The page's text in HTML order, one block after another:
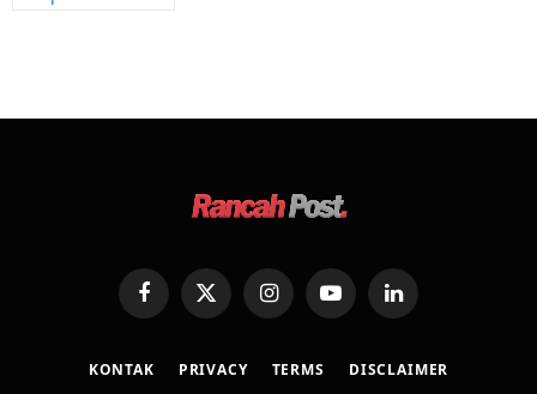
FacebookX
(Twitter)
InstagramYouTubeLinkedIn
KONTAK PRIVACY TERMS DISCLAIMER